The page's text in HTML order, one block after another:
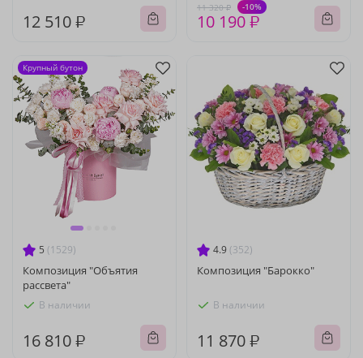
12 510 ₽
11 320 ₽ -10%
10 190 ₽
5 (1529)
Композиция "Объятия
рассвета"
В наличии
16 810 ₽
Крупный бутон
4.9 (352)
Композиция "Барокко"
В наличии
11 870 ₽